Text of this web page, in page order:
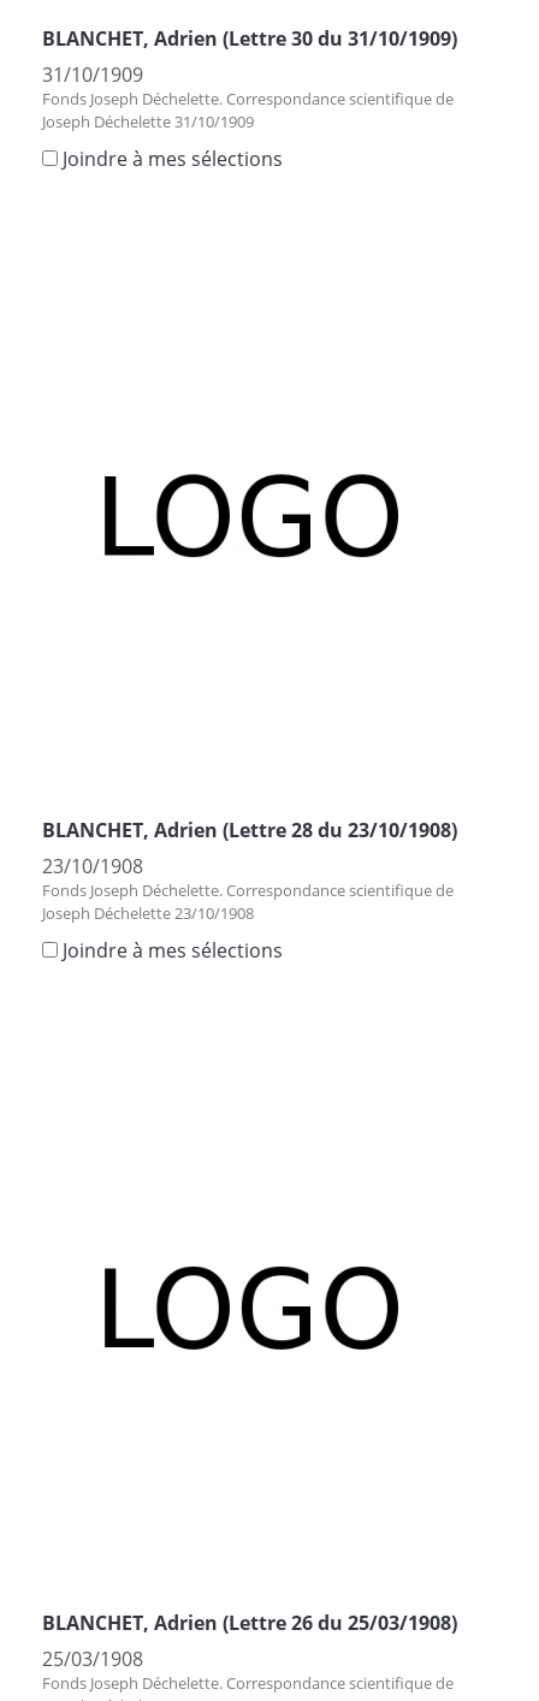
BLANCHET, Adrien (Lettre 30 du 31/10/1909)
31/10/1909
Fonds Joseph Déchelette. Correspondance scientifique de
Joseph Déchelette 31/10/1909
Joindre à mes sélections
BLANCHET, Adrien (Lettre 28 du 23/10/1908)
23/10/1908
Fonds Joseph Déchelette. Correspondance scientifique de
Joseph Déchelette 23/10/1908
Joindre à mes sélections
BLANCHET, Adrien (Lettre 26 du 25/03/1908)
25/03/1908
Fonds Joseph Déchelette. Correspondance scientifique de